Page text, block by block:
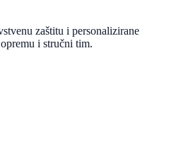
zaštitu i personalizirane
i stručni tim.